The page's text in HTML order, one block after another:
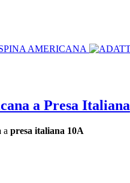
a Presa Italiana
a presa italiana 10A